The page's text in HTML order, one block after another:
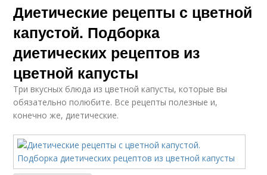
Диетические рецепты с цветной
капустой. Подборка
диетических рецептов из
цветной капусты
Три вкусных блюда из цветной капусты, которые вы
обязательно полюбите. Все рецепты полезные и,
конечно же, диетические.